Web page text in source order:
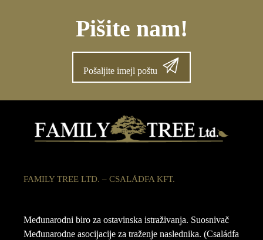
Pišite nam!
Pošaljite imejl poštu
FAMILY TREE LTD. – CSALÁDFA KFT.
Međunarodni biro za ostavinska istraživanja. Suosnivač
Međunarodne asocijacije za traženje naslednika. (Családfa